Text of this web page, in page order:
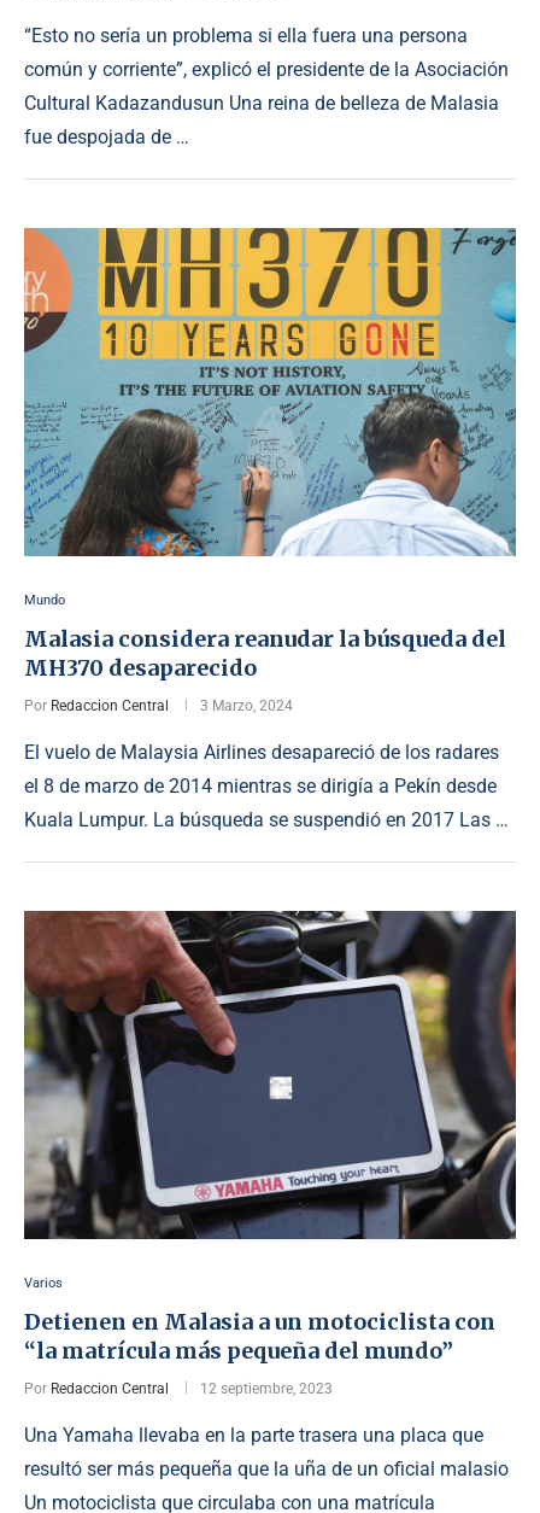
“Esto no sería un problema si ella fuera una persona
común y corriente”, explicó el presidente de la Asociación
Cultural Kadazandusun Una reina de belleza de Malasia
fue despojada de …
Mundo
Malasia considera reanudar la búsqueda del
MH370 desaparecido
Por Redaccion Central 3 Marzo, 2024
El vuelo de Malaysia Airlines desapareció de los radares
el 8 de marzo de 2014 mientras se dirigía a Pekín desde
Kuala Lumpur. La búsqueda se suspendió en 2017 Las …
Varios
Detienen en Malasia a un motociclista con
“la matrícula más pequeña del mundo”
Por Redaccion Central 12 septiembre, 2023
Una Yamaha llevaba en la parte trasera una placa que
resultó ser más pequeña que la uña de un oficial malasio
Un motociclista que circulaba con una matrícula